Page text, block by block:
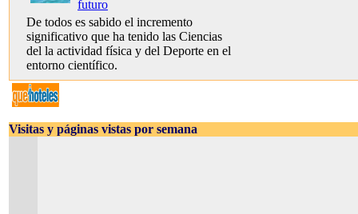
futuro
De todos es sabido el incremento
significativo que ha tenido las Ciencias
del la actividad física y del Deporte en el
entorno científico.
Visitas y páginas vistas por semana